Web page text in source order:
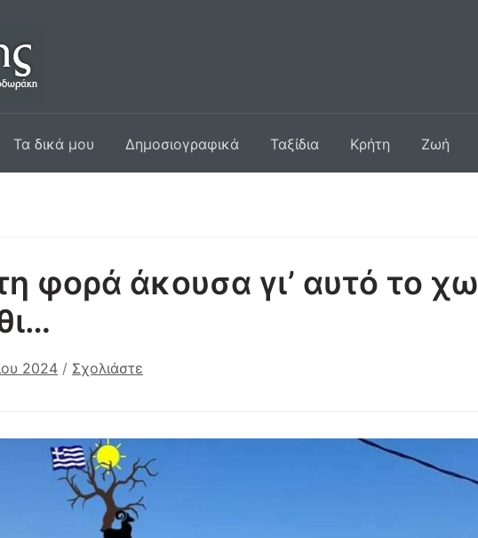
Τα δικά μου Δημοσιογραφικά Ταξίδια Κρήτη Ζωή
φορά άκουσα γι’ αυτό το
2024 / Σχολιάστε